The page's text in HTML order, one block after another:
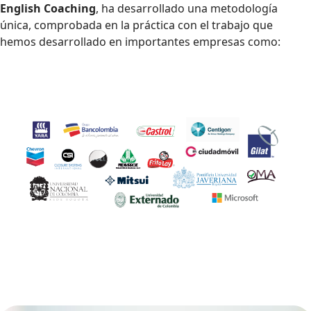
English Coaching, ha desarrollado una metodología
única, comprobada en la práctica con el trabajo que
hemos desarrollado en importantes empresas como: